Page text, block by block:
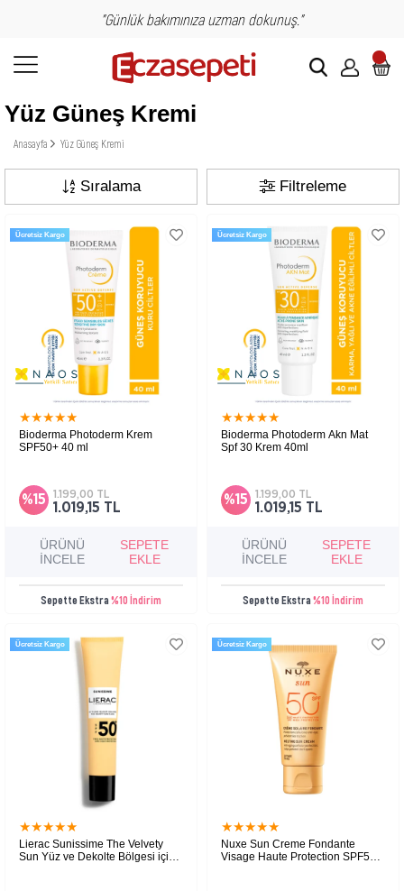
"Günlük bakımınıza uzman dokunuş."
Yüz Güneş Kremi
Anasayfa Yüz Güneş Kremi
Filtreleme
Sıralama
★★★★★
Bioderma Photoderm Krem
SPF50+ 40 ml
koruyucu.
%15
1.019,15 TL
1.199,00 TL
Sepette Ekstra%10 İndirim
Ücretsiz Kargo
ÜRÜNÜ
İNCELE
SEPETE
EKLE
★★★★★
Bioderma Photoderm Akn Mat
Spf 30 Krem 40ml
koruyucu.
%15
1.019,15 TL
1.199,00 TL
Sepette Ekstra%10 İndirim
Ücretsiz Kargo
ÜRÜNÜ
İNCELE
SEPETE
EKLE
★★★★★
Lierac Sunissime The Velvety
Sun Yüz ve Dekolte Bölgesi için
Ücretsiz Kargo
★★★★★
Nuxe Sun Creme Fondante
Visage Haute Protection SPF50
Ücretsiz Kargo